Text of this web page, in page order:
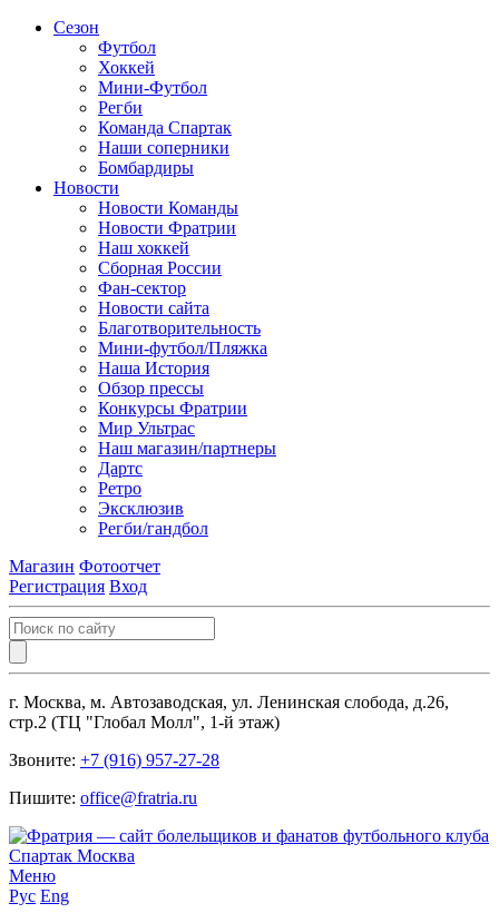
Сезон
Футбол
Хоккей
Мини-Футбол
Регби
Команда Спартак
Наши соперники
Бомбардиры
Новости
Новости Команды
Новости Фратрии
Наш хоккей
Сборная России
Фан-cектор
Новости сайта
Благотворительность
Мини-футбол/Пляжка
Наша История
Обзор прессы
Конкурсы Фратрии
Мир Ультрас
Наш магазин/партнеры
Дартс
Ретро
Эксклюзив
Регби/гандбол
Магазин Фотоотчет
Регистрация Вход
г. Москва, м. Автозаводская, ул. Ленинская слобода, д.26,
стр.2 (ТЦ "Глобал Молл", 1-й этаж)
Звоните: +7 (916) 957-27-28
Пишите: office@fratria.ru
Меню
Рус Eng